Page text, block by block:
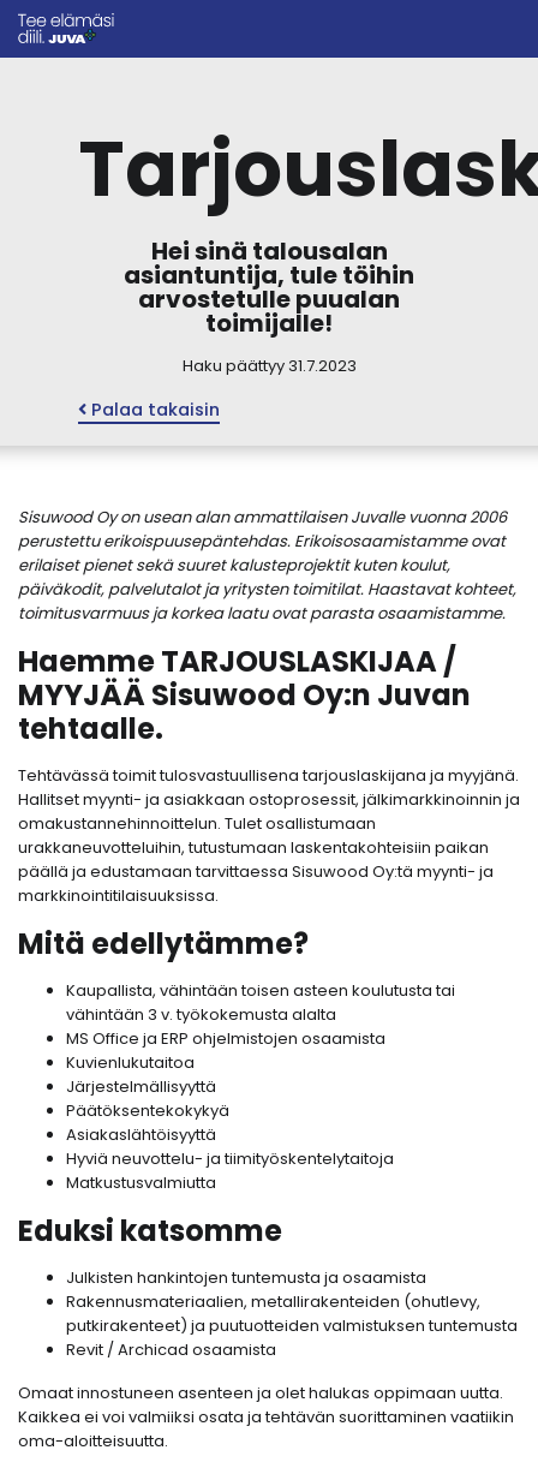
Hei sinä talousalan
asiantuntija, tule töihin
arvostetulle puualan
toimijalle!
Haku päättyy 31.7.2023
Palaa takaisin
Sisuwood Oy on usean alan ammattilaisen Juvalle vuonna 2006
perustettu erikoispuusepäntehdas. Erikoisosaamistamme ovat
erilaiset pienet sekä suuret kalusteprojektit kuten koulut,
päiväkodit, palvelutalot ja yritysten toimitilat. Haastavat kohteet,
toimitusvarmuus ja korkea laatu ovat parasta osaamistamme.
Haemme TARJOUSLASKIJAA /
MYYJÄÄ Sisuwood Oy:n Juvan
tehtaalle.
Tehtävässä toimit tulosvastuullisena tarjouslaskijana ja myyjänä.
Hallitset myynti- ja asiakkaan ostoprosessit, jälkimarkkinoinnin ja
omakustannehinnoittelun. Tulet osallistumaan
urakkaneuvotteluihin, tutustumaan laskentakohteisiin paikan
päällä ja edustamaan tarvittaessa Sisuwood Oy:tä myynti- ja
markkinointitilaisuuksissa.
Mitä edellytämme?
Kaupallista, vähintään toisen asteen koulutusta tai
vähintään 3 v. työkokemusta alalta
MS Office ja ERP ohjelmistojen osaamista
Kuvienlukutaitoa
Järjestelmällisyyttä
Päätöksentekokykyä
Asiakaslähtöisyyttä
Hyviä neuvottelu- ja tiimityöskentelytaitoja
Matkustusvalmiutta
Eduksi katsomme
Julkisten hankintojen tuntemusta ja osaamista
Rakennusmateriaalien, metallirakenteiden (ohutlevy,
putkirakenteet) ja puutuotteiden valmistuksen tuntemusta
Revit / Archicad osaamista
Omaat innostuneen asenteen ja olet halukas oppimaan uutta.
Kaikkea ei voi valmiiksi osata ja tehtävän suorittaminen vaatiikin
oma-aloitteisuutta.